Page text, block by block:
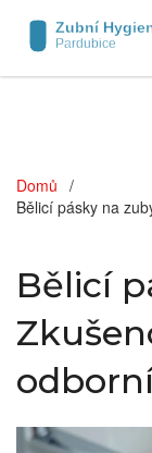
Domů
Bělicí pásky na
Bělicí